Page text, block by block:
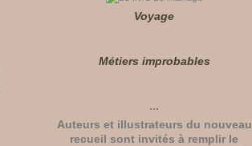
Voyage
Métiers improbables
...
Auteurs et illustrateurs du nouveau
recueil sont invités à remplir le